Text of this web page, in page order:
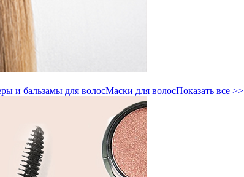
и бальзамы для волосМаски для волосПоказать все >>